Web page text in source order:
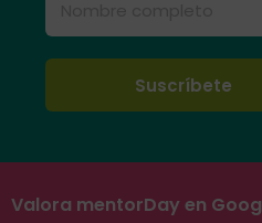
Valora mentorDay en